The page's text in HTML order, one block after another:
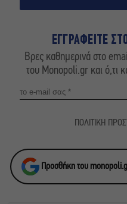
ΕΓΓΡΑΦΕΙΤΕ
Βρες καθημερινά στο
του Monopoli.gr και ό,τι
ΠΟΛΙΤΙΚΗ
Προσθήκη του